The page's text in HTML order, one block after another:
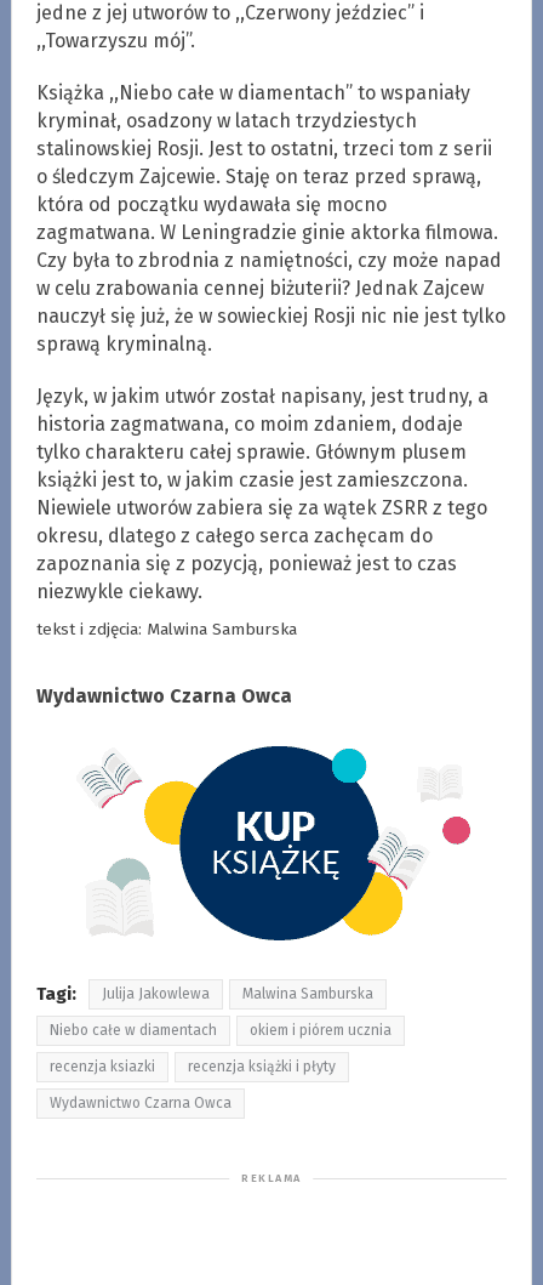
jedne z jej utworów to ,,Czerwony jeździec” i
,,Towarzyszu mój”.
Książka ,,Niebo całe w diamentach” to wspaniały
kryminał, osadzony w latach trzydziestych
stalinowskiej Rosji. Jest to ostatni, trzeci tom z serii
o śledczym Zajcewie. Staję on teraz przed sprawą,
która od początku wydawała się mocno
zagmatwana. W Leningradzie ginie aktorka filmowa.
Czy była to zbrodnia z namiętności, czy może napad
w celu zrabowania cennej biżuterii? Jednak Zajcew
nauczył się już, że w sowieckiej Rosji nic nie jest tylko
sprawą kryminalną.
Język, w jakim utwór został napisany, jest trudny, a
historia zagmatwana, co moim zdaniem, dodaje
tylko charakteru całej sprawie. Głównym plusem
książki jest to, w jakim czasie jest zamieszczona.
Niewiele utworów zabiera się za wątek ZSRR z tego
okresu, dlatego z całego serca zachęcam do
zapoznania się z pozycją, ponieważ jest to czas
niezwykle ciekawy.
tekst i zdjęcia: Malwina Samburska
Wydawnictwo Czarna Owca
Tagi: Julija Jakowlewa Malwina Samburska
Niebo całe w diamentach okiem i piórem ucznia
recenzja ksiazki recenzja książki i płyty
Wydawnictwo Czarna Owca